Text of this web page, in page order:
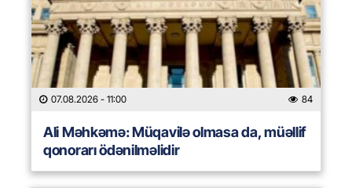
07.08.2026 - 11:00 84
Ali Məhkəmə: Müqavilə olmasa da, müəllif
qonorarı ödənilməlidir